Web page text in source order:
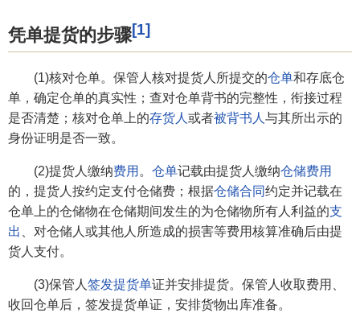
凭单提货的步骤[1]
(1)核对仓单。保管人核对提货人所提交的仓单和存底仓
单，确定仓单的真实性；查对仓单背书的完整性，衔接过程
是否清楚；核对仓单上的存货人 或者被背书人 与其所出示的
身份证明是否一致。
(2)提货人缴纳费用 。 仓单记载由提货人缴纳仓储费用
的，提货人按约定支付仓储费；根据仓储合同约定并记载在
仓单上的仓储物在仓储期间发生的为仓储物所有人利益的支
出
、对仓储人或其他人所造成的损害等费用核算准确后由提
货人支付。
(3)保管人 签发提货单证并安排提货。保管人收取费用、
收回仓单后，签发提货单证，安排货物出库准备。